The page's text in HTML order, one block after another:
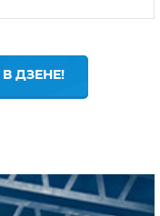
ДЗЕНЕ!